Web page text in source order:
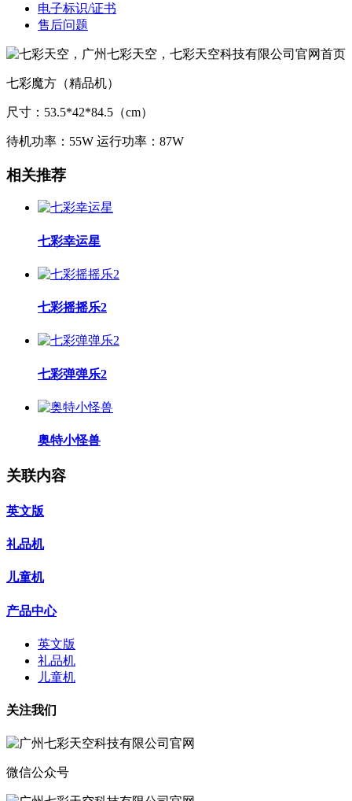
电子标识/证书
售后问题
七彩魔方（精品机）
尺寸：53.5*42*84.5（cm）
待机功率：55W 运行功率：87W
相关推荐
七彩幸运星
七彩摇摇乐2
七彩弹弹乐2
奥特小怪兽
关联内容
英文版
礼品机
儿童机
产品中心
英文版
礼品机
儿童机
关注我们
微信公众号